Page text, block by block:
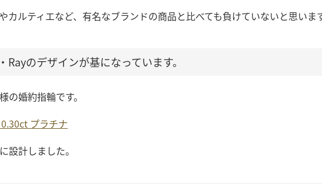
カルティエなど、有名なブランドの商品と比べても負けていないと思いま
Rayのデザインが基になっています。
の婚約指輪です。
プラチナ
設計しました。